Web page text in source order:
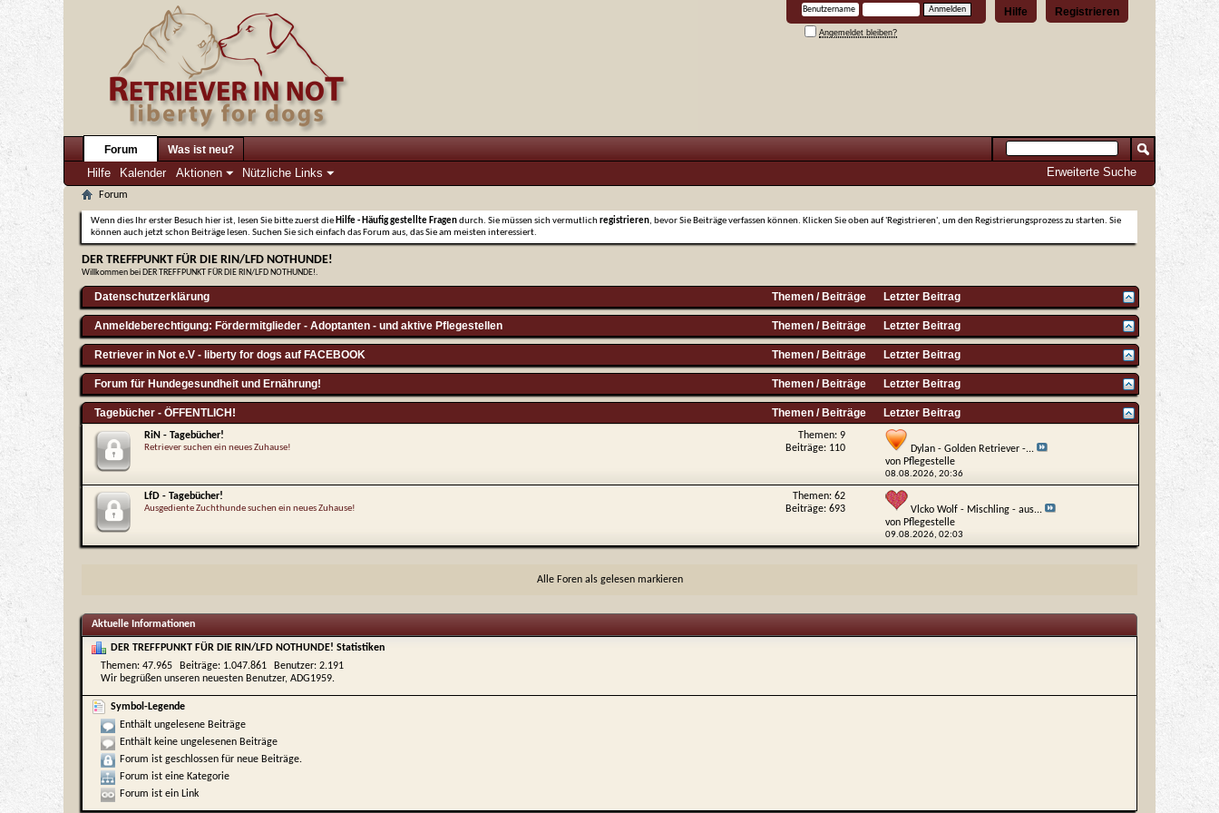
Registrieren
Hilfe
Angemeldet bleiben?
Forum
Hilfe Kalender Aktionen Nützliche Links
Was ist neu?
Erweiterte Suche
Forum
Wenn dies Ihr erster Besuch hier ist, lesen Sie bitte zuerst die Hilfe - Häufig gestellte Fragendurch. Sie müssen sich vermutlichregistrieren, bevor Sie Beiträge verfassen können. Klicken Sie oben auf 'Registrieren', um den Registrierungsprozess zu starten. Sie
können auch jetzt schon Beiträge lesen. Suchen Sie sich einfach das Forum aus, das Sie am meisten interessiert.
DER TREFFPUNKT FÜR DIE RIN/LFD NOTHUNDE!
Willkommen bei DER TREFFPUNKT FÜR DIE RIN/LFD NOTHUNDE!.
Datenschutzerklärung Themen / Beiträge Letzter Beitrag
Anmeldeberechtigung: Fördermitglieder - Adoptanten - und aktive Pflegestellen Themen / Beiträge Letzter Beitrag
Retriever in Not e.V - liberty for dogs auf FACEBOOK Themen / Beiträge Letzter Beitrag
Forum für Hundegesundheit und Ernährung! Themen / Beiträge Letzter Beitrag
Tagebücher - ÖFFENTLICH! Themen / Beiträge Letzter Beitrag
RiN - Tagebücher!
Retriever suchen ein neues Zuhause!
Themen: 9
Beiträge: 110
Dylan - Golden Retriever -...
von Pflegestelle
08.08.2026, 20:36
LfD - Tagebücher!
Ausgediente Zuchthunde suchen ein neues Zuhause!
Themen: 62
Beiträge: 693
Vlcko Wolf - Mischling - aus...
von Pflegestelle
09.08.2026, 02:03
Alle Foren als gelesen markieren
Aktuelle Informationen
DER TREFFPUNKT FÜR DIE RIN/LFD NOTHUNDE! Statistiken
Themen 47.965 Beiträge 1.047.861 Benutzer 2.191
Wir begrüßen unseren neuesten Benutzer, ADG1959.
Symbol-Legende
Enthält ungelesene Beiträge
Enthält keine ungelesenen Beiträge
Forum ist geschlossen für neue Beiträge.
Forum ist eine Kategorie
Forum ist ein Link